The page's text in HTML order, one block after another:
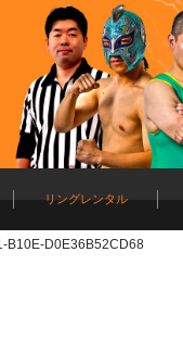
リングレンタル
B10E-D0E36B52CD68